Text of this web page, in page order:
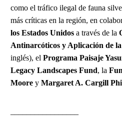
como el tráfico ilegal de fauna
más críticas en la región, en
los Estados Unidos a través de la
Antinarcóticos y Aplicación de
inglés), el Programa Paisaje
Legacy Landscapes Fund, la
Moore y Margaret A. Cargill